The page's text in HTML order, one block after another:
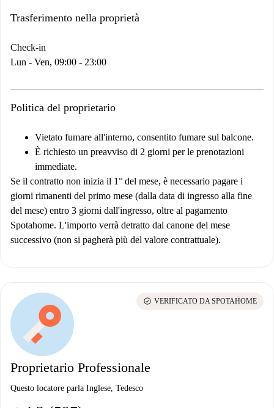
Trasferimento nella proprietà
Check-in
Lun - Ven, 09:00 - 23:00
Politica del proprietario
Vietato fumare all'interno, consentito fumare sul balcone.
È richiesto un preavviso di 2 giorni per le prenotazioni
immediate.
Se il contratto non inizia il 1° del mese, è necessario pagare i
giorni rimanenti del primo mese (dalla data di ingresso alla fine
del mese) entro 3 giorni dall'ingresso, oltre al pagamento
Spotahome. L'importo verrà detratto dal canone del mese
successivo (non si pagherà più del valore contrattuale).
Proprietario Professionale
Questo locatore parla Inglese, Tedesco
check_circle VERIFICATO DA SPOTAHOME